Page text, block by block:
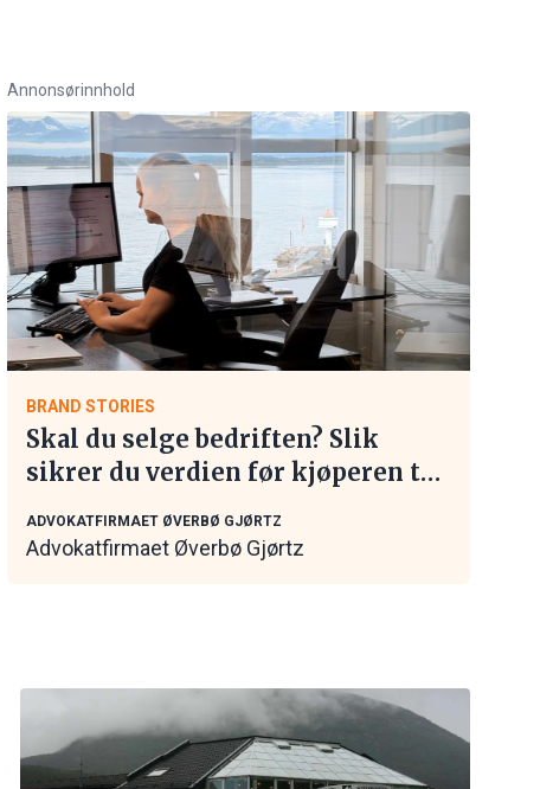
Annonsørinnhold
BRAND STORIES
Skal du selge bedriften? Slik
sikrer du verdien før kjøperen tar
ADVOKATFIRMAET ØVERBØ GJØRTZ
Advokatfirmaet Øverbø Gjørtz